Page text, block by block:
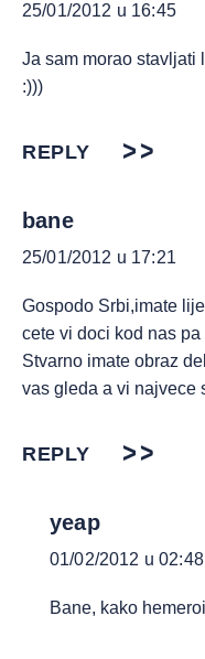
25/01/2012 u 16:45
Ja sam morao stavljati
:)))
REPLY
bane
25/01/2012 u 17:21
Gospodo Srbi,imate
cete vi doci kod nas pa
Stvarno imate obraz
vas gleda a vi najvece
REPLY
yeap
01/02/2012 u 02:48
Bane, kako